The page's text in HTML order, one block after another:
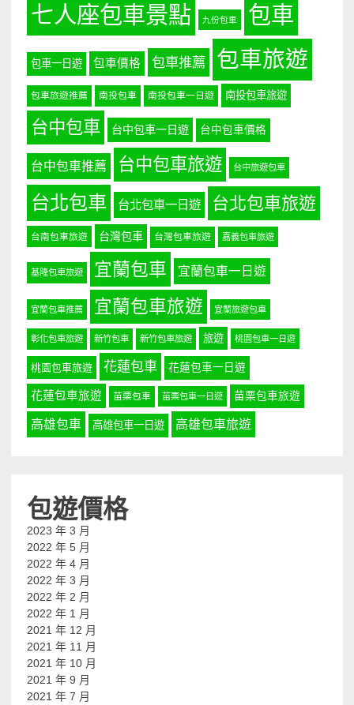
七人座包車景點 九份包車 包車
包車一日遊 包車價格 包車推薦 包車旅遊
包車旅遊推薦 南投包車 南投包車一日遊 南投包車旅遊
台中包車 台中包車一日遊 台中包車價格
台中包車推薦 台中包車旅遊 台中旅遊包車
台北包車 台北包車一日遊 台北包車旅遊
台南包車旅遊 台灣包車 台灣包車旅遊 嘉義包車旅遊
基隆包車旅遊 宜蘭包車 宜蘭包車一日遊
宜蘭包車推薦 宜蘭包車旅遊 宜蘭旅遊包車
彰化包車旅遊 新竹包車 新竹包車旅遊 旅遊 桃園包車一日遊
桃園包車旅遊 花蓮包車 花蓮包車一日遊
花蓮包車旅遊 苗栗包車 苗栗包車一日遊 苗栗包車旅遊
高雄包車 高雄包車一日遊 高雄包車旅遊
包遊價格
2023 年 3 月
2022 年 5 月
2022 年 4 月
2022 年 3 月
2022 年 2 月
2022 年 1 月
2021 年 12 月
2021 年 11 月
2021 年 10 月
2021 年 9 月
2021 年 7 月